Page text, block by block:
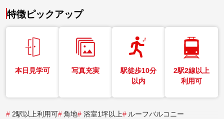
特徴ピックアップ
本日見学可 写真充実
駅徒歩10分
以内
2駅2線以上
利用可
# 2駅以上利用可# 角地# 浴室1坪以上# ルーフバルコニー